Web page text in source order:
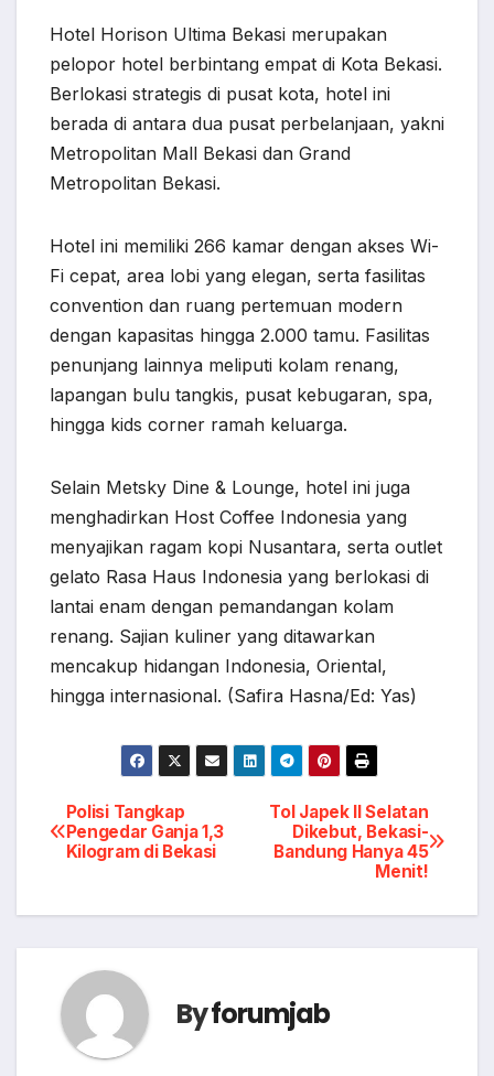
Hotel Horison Ultima Bekasi merupakan
pelopor hotel berbintang empat di Kota Bekasi.
Berlokasi strategis di pusat kota, hotel ini
berada di antara dua pusat perbelanjaan, yakni
Metropolitan Mall Bekasi dan Grand
Metropolitan Bekasi.
Hotel ini memiliki 266 kamar dengan akses Wi-
Fi cepat, area lobi yang elegan, serta fasilitas
convention dan ruang pertemuan modern
dengan kapasitas hingga 2.000 tamu. Fasilitas
penunjang lainnya meliputi kolam renang,
lapangan bulu tangkis, pusat kebugaran, spa,
hingga kids corner ramah keluarga.
Selain Metsky Dine & Lounge, hotel ini juga
menghadirkan Host Coffee Indonesia yang
menyajikan ragam kopi Nusantara, serta outlet
gelato Rasa Haus Indonesia yang berlokasi di
lantai enam dengan pemandangan kolam
renang. Sajian kuliner yang ditawarkan
mencakup hidangan Indonesia, Oriental,
hingga internasional. (Safira Hasna/Ed: Yas)
Post
navigation
Tol Japek II Selatan
Dikebut, Bekasi-
Bandung Hanya 45
Menit!
Polisi Tangkap
Pengedar Ganja 1,3
Kilogram di Bekasi
Byforumjab